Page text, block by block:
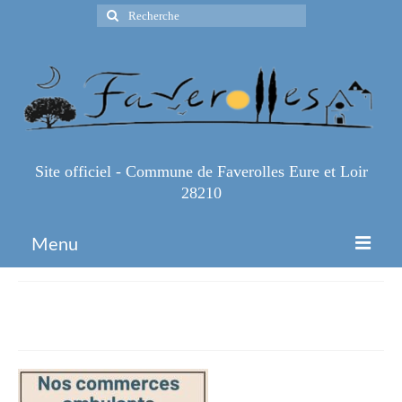
Rechercher
:
Site officiel - Commune de Faverolles Eure et Loir
28210
Menu
Infos Pratiques